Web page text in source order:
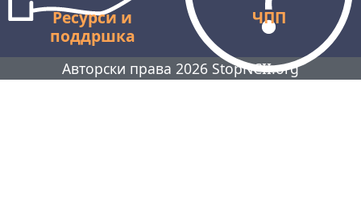
Ресурси и
поддршка
ЧПП
Авторски права 2026 StopNCII.org